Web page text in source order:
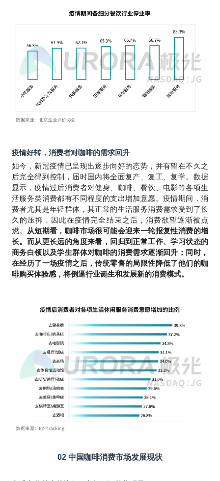
疫情好转，消费者对咖啡的需求回升
如今，新冠疫情已呈现出逐步向好的态势，并有望在不久之
后完全得到控制，届时国内将全面复产、复工、复学。数据
显示，疫情过后消费者对健身、咖啡、餐饮、电影等各项生
活服务类消费都有不同程度的支出增加意愿。疫情期间，消
费者尤其是年轻群体，其正常的生活服务消费需求受到了长
久的压抑，因此在疫情完全结束之后，消费欲望逐渐被点
燃。 从短期看，咖啡市场很可能会迎来一轮报复性消费的增
长。而从更长远的角度来看，回归到正常工作、学习状态的
商务白领以及学生群体对咖啡的消费需求逐渐回升；同时，
在经历了一场疫情之后，传统零售的局限性降低了他们的咖
啡购买体验感，将倒逼行业诞生和发展新的消费模式。
02 中国咖啡消费市场发展现状